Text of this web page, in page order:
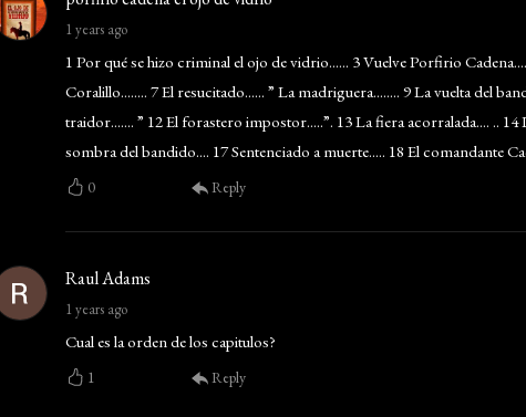
1 years ago
1 Por qué se hizo criminal el ojo de vidrio...... 3 Vuelve Porfirio
Coralillo........ 7 El resucitado...... ” La madriguera........ 9 La vuelta del
traidor....... ” 12 El forastero impostor.....”. 13 La fiera acorralada.... ..
sombra del bandido.... 17 Sentenciado a muerte..... 18 El comandante
0 Reply
Raul Adams
1 years ago
Cual es la orden de los capitulos?
1 Reply